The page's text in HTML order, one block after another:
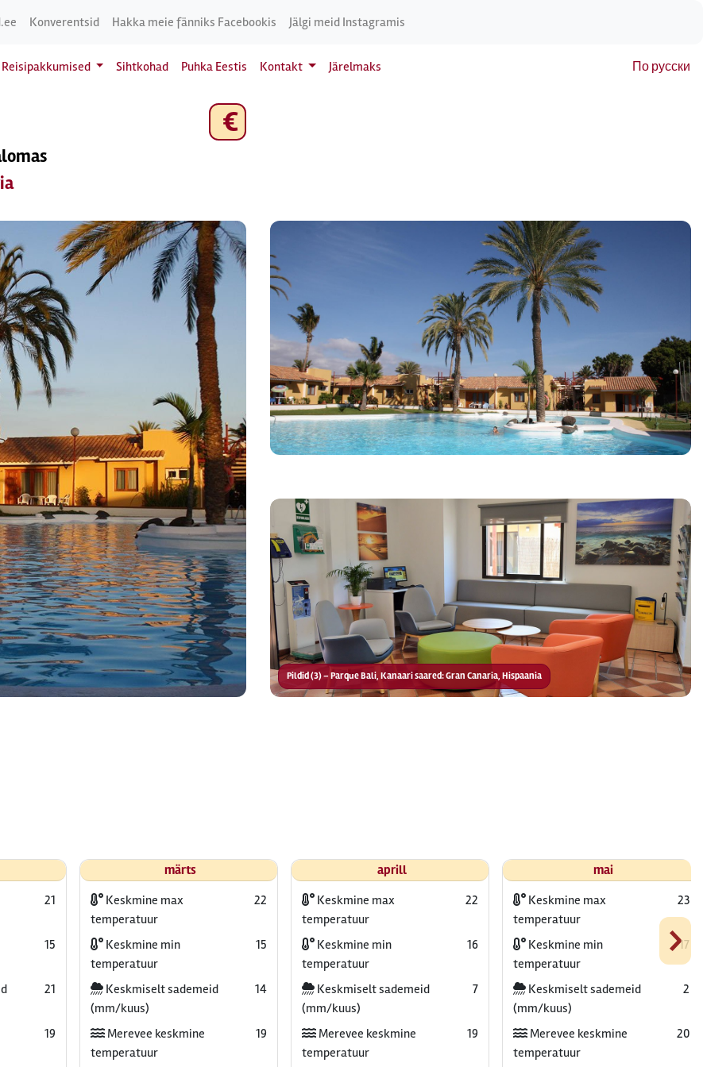
Konverentsid Hakka meie fänniks Facebookis Jälgi meid Instagramis
Reisipakkumised Sihtkohad Puhka Eestis Kontakt Järelmaks По русски
€
Pildid (3) – Parque Bali, Kanaari saared: Gran Canaria, Hispaania
›
21
15
21
19
märts
Keskmine max
temperatuur
22
Keskmine min
temperatuur
15
Keskmiselt sademeid
(mm/kuus)
14
Merevee keskmine
temperatuur
19
aprill
Keskmine max
temperatuur
22
Keskmine min
temperatuur
16
Keskmiselt sademeid
(mm/kuus)
7
Merevee keskmine
temperatuur
19
mai
Keskmine max
temperatuur
23
Keskmine min
temperatuur
17
Keskmiselt sademeid
(mm/kuus)
2
Merevee keskmine
temperatuur
20